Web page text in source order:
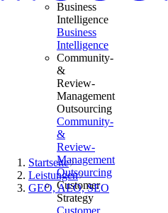
Business
Intelligence
Business
Intelligence
Community-
&
Review-
Management
Outsourcing
Community-
&
Review-
Management
Outsourcing
Customer
Strategy
Customer
Startseite
Leistungen
GEO, AEO, SEO